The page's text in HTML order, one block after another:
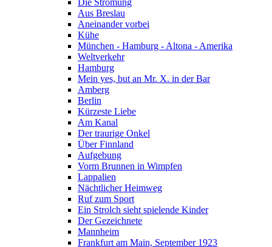
Die Strömung
Aus Breslau
Aneinander vorbei
Kühe
München - Hamburg - Altona - Amerika
Weltverkehr
Hamburg
Mein yes, but an Mr. X. in der Bar
Amberg
Berlin
Kürzeste Liebe
Am Kanal
Der traurige Onkel
Über Finnland
Aufgebung
Vorm Brunnen in Wimpfen
Lappalien
Nächtlicher Heimweg
Ruf zum Sport
Ein Strolch sieht spielende Kinder
Der Gezeichnete
Mannheim
Frankfurt am Main, September 1923